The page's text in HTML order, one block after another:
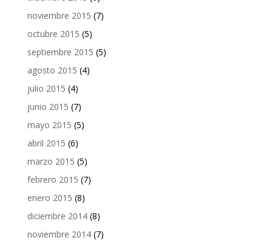
noviembre 2015 (7)
octubre 2015 (5)
septiembre 2015 (5)
agosto 2015 (4)
julio 2015 (4)
junio 2015 (7)
mayo 2015 (5)
abril 2015 (6)
marzo 2015 (5)
febrero 2015 (7)
enero 2015 (8)
diciembre 2014(8)
noviembre 2014(7)